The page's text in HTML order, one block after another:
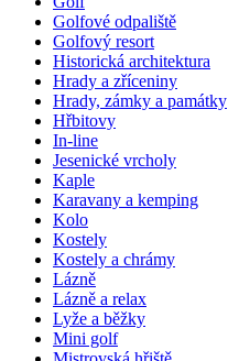
Golfové odpaliště
Golfový resort
Historická architektura
Hrady a zříceniny
Hrady, zámky a památky
Hřbitovy
In-line
Jesenické vrcholy
Kaple
Karavany a kemping
Kolo
Kostely
Kostely a chrámy
Lázně
Lázně a relax
Lyže a běžky
Mini golf